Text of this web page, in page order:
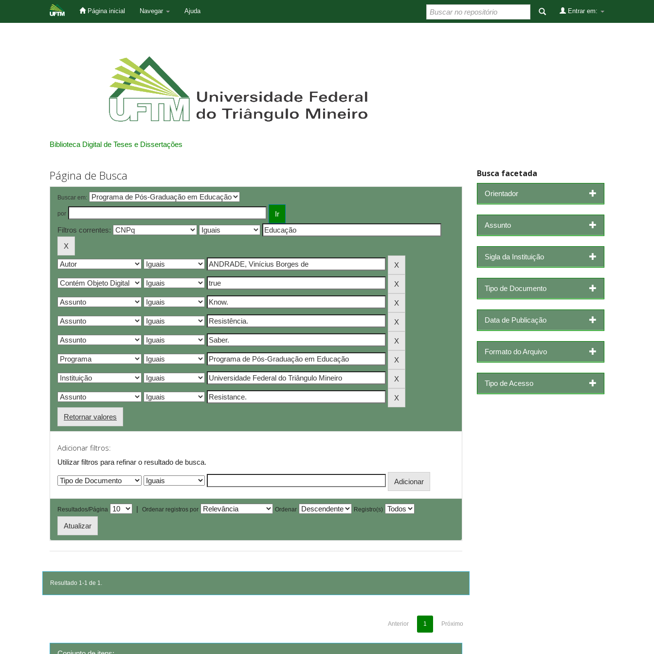
Página inicial Navegar Ajuda Entrar em:
Biblioteca Digital de Teses e Dissertações
Página de Busca
Buscar em:
por
Filtros correntes:
Retornar valores
Adicionar filtros:
Utilizar filtros para refinar o resultado de busca.
Resultados/Página | Ordenar registros por Ordenar Registro(s)
Resultado 1-1 de 1.
Anterior 1 Próximo
Busca facetada
Orientador
Assunto
Sigla da Instituição
Tipo de Documento
Data de Publicação
Formato do Arquivo
Tipo de Acesso